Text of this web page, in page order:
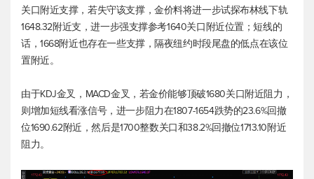
关口附近支撑，若失守该支撑，金价料将进一步试探布林线下轨
1648.32附近支，进一步强支撑参考1640关口附近位置；短线的
话，1668附近也存在一些支撑，隔夜纽约时段尾盘的低点在该位
置附近。
由于KDJ金叉，MACD金叉，若金价能够顶破1680关口附近阻力，
则增加短线看涨信号，进一步阻力在1807-1654跌势的23.6%回撤
位1690.62附近，然后是1700整数关口和38.2%回撤位1713.10附近
阻力。